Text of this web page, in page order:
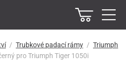
Trubkové padací rámy
Triumph
pro Triumph Tiger 1050i